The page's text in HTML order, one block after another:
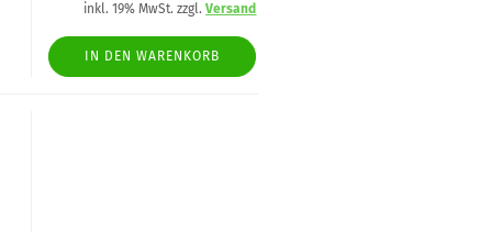
inkl. 19% MwSt. zzgl.Versand
IN DEN WARENKORB